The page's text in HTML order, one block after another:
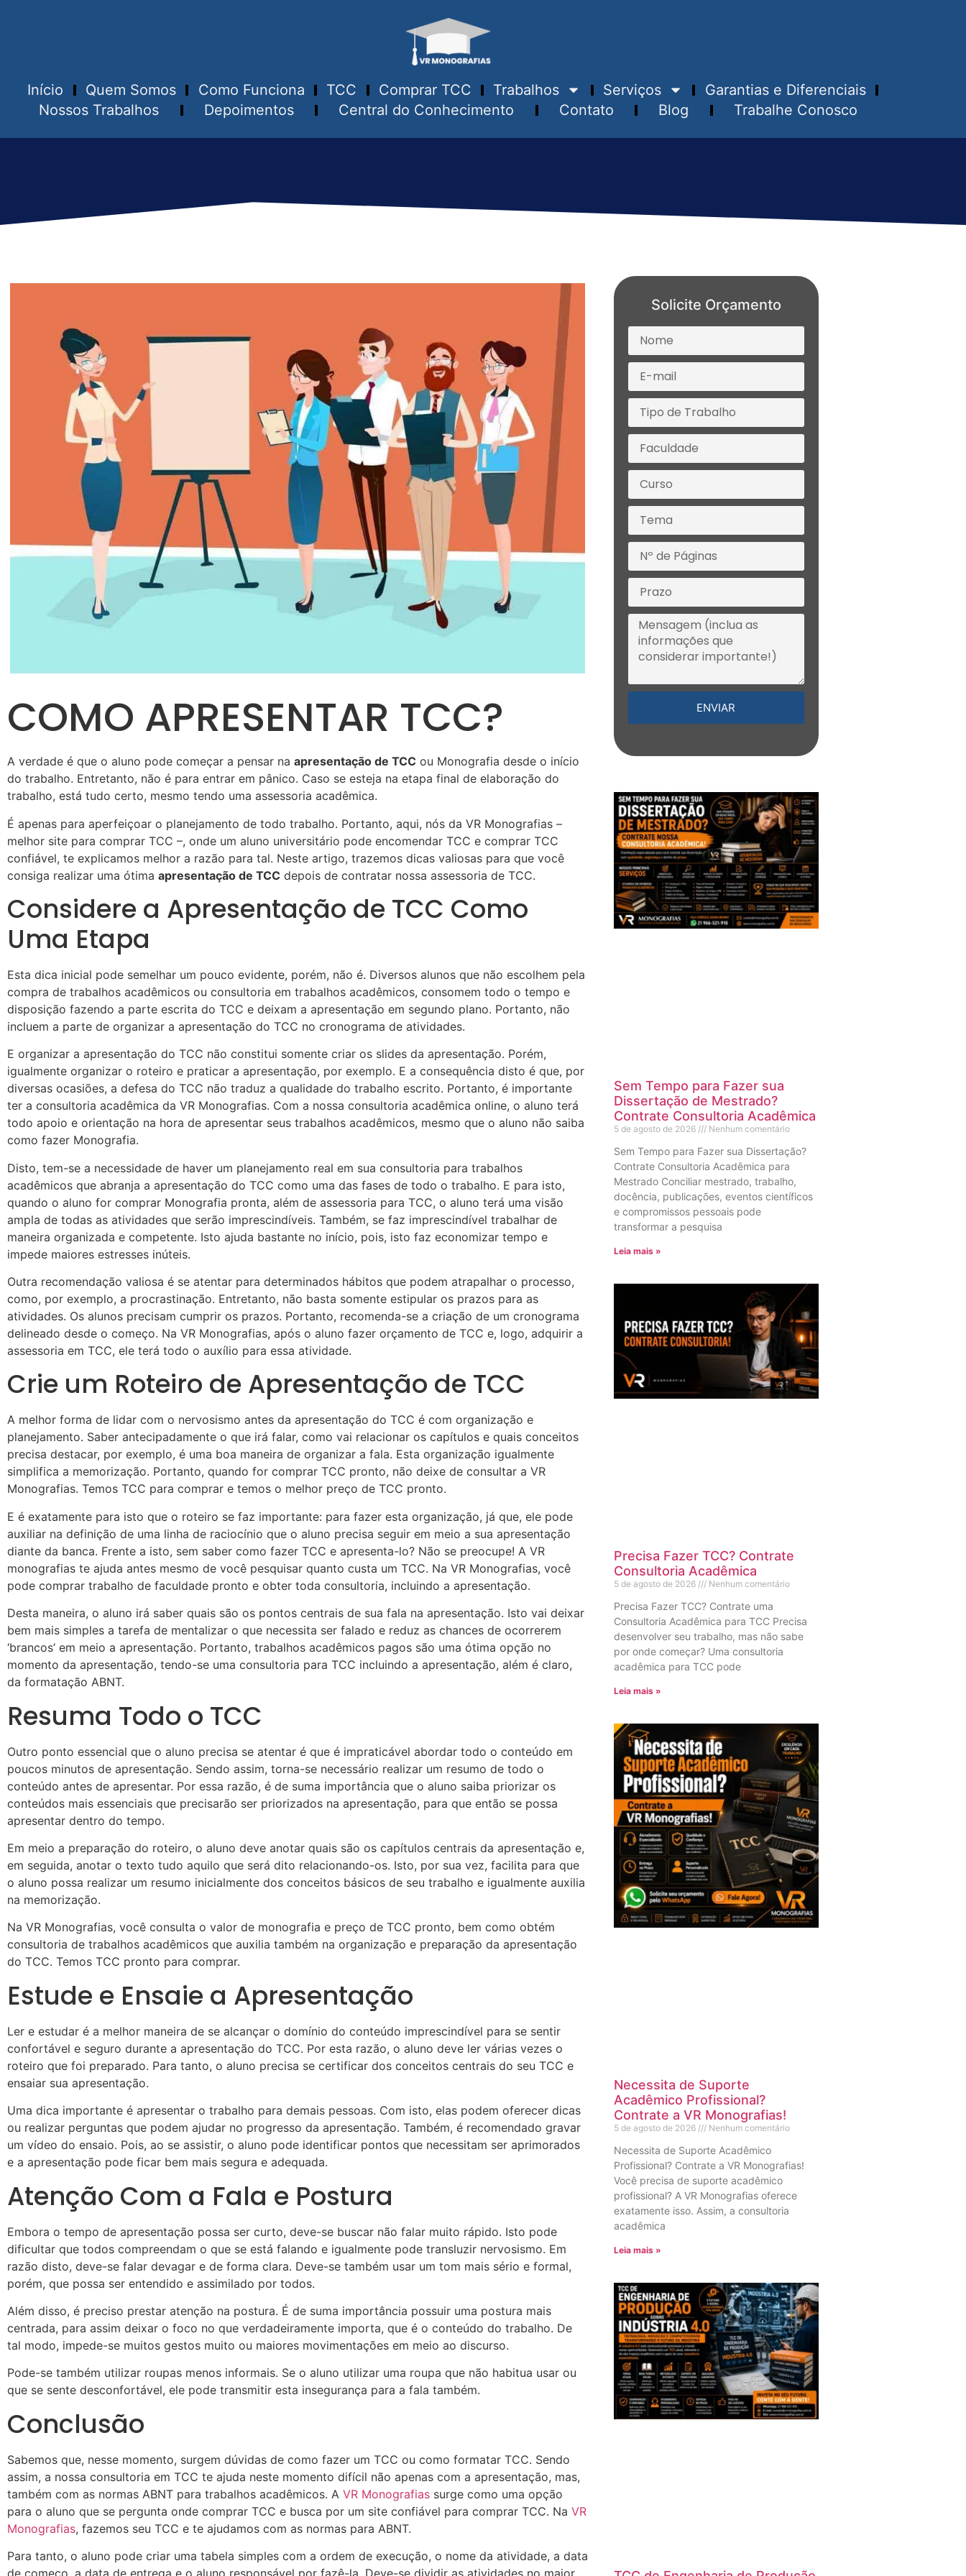
Início Quem Somos Como Funciona TCC Comprar TCC Trabalhos Serviços
Garantias e Diferenciais
Nossos Trabalhos
Depoimentos Central do Conhecimento Contato Blog Trabalhe Conosco
COMO APRESENTAR TCC?
A verdade é que o aluno pode começar a pensar na apresentação de TCC ou Monografia desde o início
do trabalho. Entretanto, não é para entrar em pânico. Caso se esteja na etapa final de elaboração do
trabalho, está tudo certo, mesmo tendo uma assessoria acadêmica.
É apenas para aperfeiçoar o planejamento de todo trabalho. Portanto, aqui, nós da VR Monografias –
melhor site para comprar TCC –, onde um aluno universitário pode encomendar TCC e comprar TCC
confiável, te explicamos melhor a razão para tal. Neste artigo, trazemos dicas valiosas para que você
consiga realizar uma ótima apresentação de TCC depois de contratar nossa assessoria de TCC.
Considere a Apresentação de TCC Como
Uma Etapa
Esta dica inicial pode semelhar um pouco evidente, porém, não é. Diversos alunos que não escolhem pela
compra de trabalhos acadêmicos ou consultoria em trabalhos acadêmicos, consomem todo o tempo e
disposição fazendo a parte escrita do TCC e deixam a apresentação em segundo plano. Portanto, não
incluem a parte de organizar a apresentação do TCC no cronograma de atividades.
E organizar a apresentação do TCC não constitui somente criar os slides da apresentação. Porém,
igualmente organizar o roteiro e praticar a apresentação, por exemplo. E a consequência disto é que, por
diversas ocasiões, a defesa do TCC não traduz a qualidade do trabalho escrito. Portanto, é importante
ter a consultoria acadêmica da VR Monografias. Com a nossa consultoria acadêmica online, o aluno terá
todo apoio e orientação na hora de apresentar seus trabalhos acadêmicos, mesmo que o aluno não saiba
como fazer Monografia.
Disto, tem-se a necessidade de haver um planejamento real em sua consultoria para trabalhos
acadêmicos que abranja a apresentação do TCC como uma das fases de todo o trabalho. E para isto,
quando o aluno for comprar Monografia pronta, além de assessoria para TCC, o aluno terá uma visão
ampla de todas as atividades que serão imprescindíveis. Também, se faz imprescindível trabalhar de
maneira organizada e competente. Isto ajuda bastante no início, pois, isto faz economizar tempo e
impede maiores estresses inúteis.
Outra recomendação valiosa é se atentar para determinados hábitos que podem atrapalhar o processo,
como, por exemplo, a procrastinação. Entretanto, não basta somente estipular os prazos para as
atividades. Os alunos precisam cumprir os prazos. Portanto, recomenda-se a criação de um cronograma
delineado desde o começo. Na VR Monografias, após o aluno fazer orçamento de TCC e, logo, adquirir a
assessoria em TCC, ele terá todo o auxílio para essa atividade.
Crie um Roteiro de Apresentação de TCC
A melhor forma de lidar com o nervosismo antes da apresentação do TCC é com organização e
planejamento. Saber antecipadamente o que irá falar, como vai relacionar os capítulos e quais conceitos
precisa destacar, por exemplo, é uma boa maneira de organizar a fala. Esta organização igualmente
simplifica a memorização. Portanto, quando for comprar TCC pronto, não deixe de consultar a VR
Monografias. Temos TCC para comprar e temos o melhor preço de TCC pronto.
E é exatamente para isto que o roteiro se faz importante: para fazer esta organização, já que, ele pode
auxiliar na definição de uma linha de raciocínio que o aluno precisa seguir em meio a sua apresentação
diante da banca. Frente a isto, sem saber como fazer TCC e apresenta-lo? Não se preocupe! A VR
monografias te ajuda antes mesmo de você pesquisar quanto custa um TCC. Na VR Monografias, você
pode comprar trabalho de faculdade pronto e obter toda consultoria, incluindo a apresentação.
Desta maneira, o aluno irá saber quais são os pontos centrais de sua fala na apresentação. Isto vai deixar
bem mais simples a tarefa de mentalizar o que necessita ser falado e reduz as chances de ocorrerem
‘brancos’ em meio a apresentação. Portanto, trabalhos acadêmicos pagos são uma ótima opção no
momento da apresentação, tendo-se uma consultoria para TCC incluindo a apresentação, além é claro,
da formatação ABNT.
Resuma Todo o TCC
Outro ponto essencial que o aluno precisa se atentar é que é impraticável abordar todo o conteúdo em
poucos minutos de apresentação. Sendo assim, torna-se necessário realizar um resumo de todo o
conteúdo antes de apresentar. Por essa razão, é de suma importância que o aluno saiba priorizar os
conteúdos mais essenciais que precisarão ser priorizados na apresentação, para que então se possa
apresentar dentro do tempo.
Em meio a preparação do roteiro, o aluno deve anotar quais são os capítulos centrais da apresentação e,
em seguida, anotar o texto tudo aquilo que será dito relacionando-os. Isto, por sua vez, facilita para que
o aluno possa realizar um resumo inicialmente dos conceitos básicos de seu trabalho e igualmente auxilia
na memorização.
Na VR Monografias, você consulta o valor de monografia e preço de TCC pronto, bem como obtém
consultoria de trabalhos acadêmicos que auxilia também na organização e preparação da apresentação
do TCC. Temos TCC pronto para comprar.
Estude e Ensaie a Apresentação
Ler e estudar é a melhor maneira de se alcançar o domínio do conteúdo imprescindível para se sentir
confortável e seguro durante a apresentação do TCC. Por esta razão, o aluno deve ler várias vezes o
roteiro que foi preparado. Para tanto, o aluno precisa se certificar dos conceitos centrais do seu TCC e
ensaiar sua apresentação.
Uma dica importante é apresentar o trabalho para demais pessoas. Com isto, elas podem oferecer dicas
ou realizar perguntas que podem ajudar no progresso da apresentação. Também, é recomendado gravar
um vídeo do ensaio. Pois, ao se assistir, o aluno pode identificar pontos que necessitam ser aprimorados
e a apresentação pode ficar bem mais segura e adequada.
Atenção Com a Fala e Postura
Embora o tempo de apresentação possa ser curto, deve-se buscar não falar muito rápido. Isto pode
dificultar que todos compreendam o que se está falando e igualmente pode transluzir nervosismo. Em
razão disto, deve-se falar devagar e de forma clara. Deve-se também usar um tom mais sério e formal,
porém, que possa ser entendido e assimilado por todos.
Além disso, é preciso prestar atenção na postura. É de suma importância possuir uma postura mais
centrada, para assim deixar o foco no que verdadeiramente importa, que é o conteúdo do trabalho. De
tal modo, impede-se muitos gestos muito ou maiores movimentações em meio ao discurso.
Pode-se também utilizar roupas menos informais. Se o aluno utilizar uma roupa que não habitua usar ou
que se sente desconfortável, ele pode transmitir esta insegurança para a fala também.
Conclusão
Sabemos que, nesse momento, surgem dúvidas de como fazer um TCC ou como formatar TCC. Sendo
assim, a nossa consultoria em TCC te ajuda neste momento difícil não apenas com a apresentação, mas,
também com as normas ABNT para trabalhos acadêmicos. A VR Monografias surge como uma opção
para o aluno que se pergunta onde comprar TCC e busca por um site confiável para comprar TCC. Na VR
Monografias, fazemos seu TCC e te ajudamos com as normas para ABNT.
Para tanto, o aluno pode criar uma tabela simples com a ordem de execução, o nome da atividade, a data
Solicite Orçamento
ENVIAR
Sem Tempo para Fazer sua
Dissertação de Mestrado?
Contrate Consultoria Acadêmica
5 de agosto de 2026 Nenhum comentário
Sem Tempo para Fazer sua Dissertação?
Contrate Consultoria Acadêmica para
Mestrado Conciliar mestrado, trabalho,
docência, publicações, eventos científicos
e compromissos pessoais pode
transformar a pesquisa
Leia mais »
Precisa Fazer TCC? Contrate
Consultoria Acadêmica
5 de agosto de 2026 Nenhum comentário
Precisa Fazer TCC? Contrate uma
Consultoria Acadêmica para TCC Precisa
desenvolver seu trabalho, mas não sabe
por onde começar? Uma consultoria
acadêmica para TCC pode
Leia mais »
Necessita de Suporte
Acadêmico Profissional?
Contrate a VR Monografias!
5 de agosto de 2026 Nenhum comentário
Necessita de Suporte Acadêmico
Profissional? Contrate a VR Monografias!
Você precisa de suporte acadêmico
profissional? A VR Monografias oferece
exatamente isso. Assim, a consultoria
acadêmica
Leia mais »